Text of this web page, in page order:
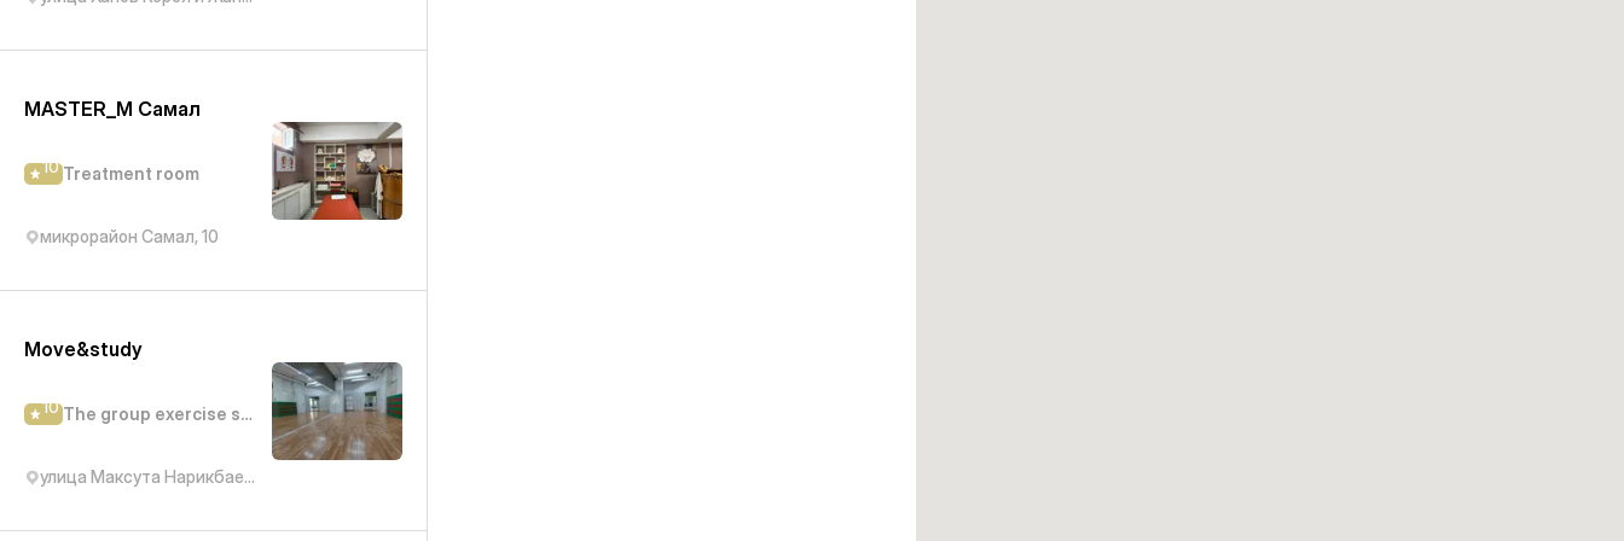
MASTER_M Самал
10 Treatment room
микрорайон Самал, 10
Move&study
10 The group exercise studio
улица Максута Нарикбаева, 5